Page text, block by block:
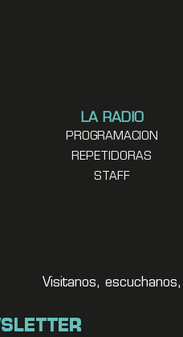
LA RADIO
PROGRAMACION
REPETIDORAS
STAFF
Visitanos,